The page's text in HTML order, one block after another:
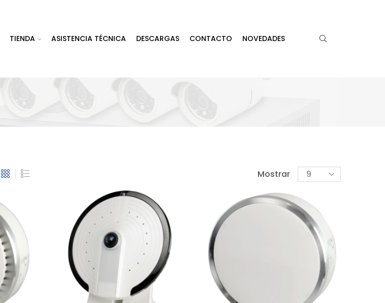
TIENDA ASISTENCIA TÉCNICA DESCARGAS CONTACTO NOVEDADES
Mostrar